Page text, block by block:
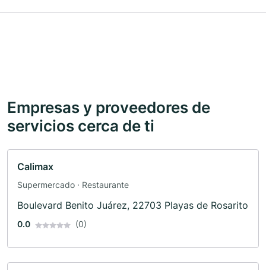
Empresas y proveedores de
servicios cerca de ti
Calimax
Supermercado · Restaurante
Boulevard Benito Juárez, 22703 Playas de Rosarito
0.0 (0)